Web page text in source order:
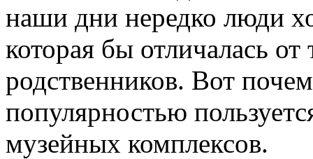
наши дни нередко люди
которая бы отличалась
родственников. Вот
популярностью
музейных комплексов.